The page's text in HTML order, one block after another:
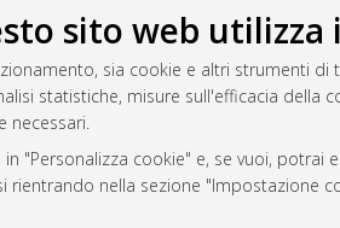
sito web utilizza
sia cookie e altri strumenti
statistiche, misure sull'efficacia della
necessari.
"Personalizza cookie" e, se vuoi,
rientrando nella sezione "Impostazione
Gestione del documento:
e gestito da